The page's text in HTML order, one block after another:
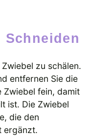
Schneiden
zu schälen.
entfernen Sie die
Zwiebel fein, damit
ist. Die Zwiebel
die den
ergänzt.